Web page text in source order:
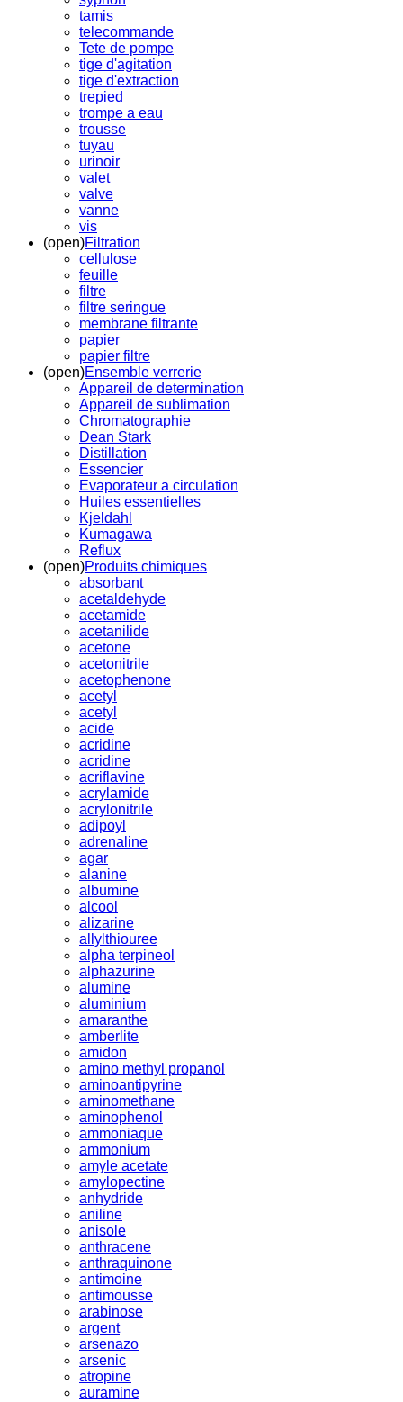
tamis
telecommande
Tete de pompe
tige d'agitation
tige d'extraction
trepied
trompe a eau
trousse
tuyau
urinoir
valet
valve
vanne
vis
(open)Filtration
cellulose
feuille
filtre
filtre seringue
membrane filtrante
papier
papier filtre
(open)Ensemble verrerie
Appareil de determination
Appareil de sublimation
Chromatographie
Dean Stark
Distillation
Essencier
Evaporateur a circulation
Huiles essentielles
Kjeldahl
Kumagawa
Reflux
(open)Produits chimiques
absorbant
acetaldehyde
acetamide
acetanilide
acetone
acetonitrile
acetophenone
acetyl
acetyl
acide
acridine
acridine
acriflavine
acrylamide
acrylonitrile
adipoyl
adrenaline
agar
alanine
albumine
alcool
alizarine
allylthiouree
alpha terpineol
alphazurine
alumine
aluminium
amaranthe
amberlite
amidon
amino methyl propanol
aminoantipyrine
aminomethane
aminophenol
ammoniaque
ammonium
amyle acetate
amylopectine
anhydride
aniline
anisole
anthracene
anthraquinone
antimoine
antimousse
arabinose
argent
arsenazo
arsenic
atropine
auramine